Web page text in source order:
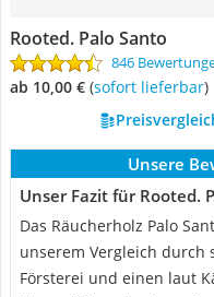
Rooted. Palo Santo
846
ab 10,00 € ( Sofort lieferbar)
Unsere
Unser Fazit für Rooted.
Das Räucherholz Palo
unserem Vergleich durch
Försterei und einen laut